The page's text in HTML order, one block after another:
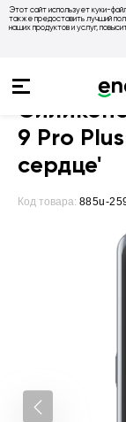
Этот сайт использует куки-
также предоставить лучший
наших продуктов и услуг,
9 Pro
сердце'
Код товара: 885u-